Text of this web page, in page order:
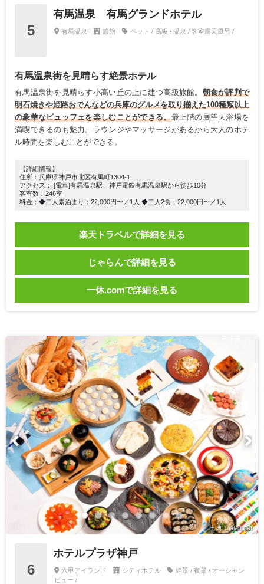
5
有馬温泉 有馬グランドホテル
有馬温泉 旅館 ペット / 高級 / 温泉 / 客室露天風呂 /
有馬温泉街を見晴らす絶景ホテル
有馬温泉街を見晴らす小高い丘の上に建つ高級旅館。 朝食が評判で
明石焼きや姫路おでんなどの兵庫のグルメを取り揃えた100種類以上
の豪華なビュッフェを楽しむことができる。最上階の展望大浴場を
満喫できるのも魅力。ラウンジやマッサージがあるから大人のホテ
ル時間を楽しむことができる。
【詳細情報】
住所：兵庫県神戸市北区有馬町1304-1
アクセス： [電車]有馬温泉駅、神戸電鉄有馬温泉駅から徒歩10分
客室数：246室
料金：◆二人素泊まり：22,000円〜／1人 ◆二人2食：22,000円〜／1人
楽天トラベルで詳細を見る
じゃらんで詳細を見る
一休.comで詳細を見る
出典：jalan.net
6
ホテルプラザ神戸
六甲アイランド シティホテル
絶景 / 夜景 / オーシャン
ビュー /